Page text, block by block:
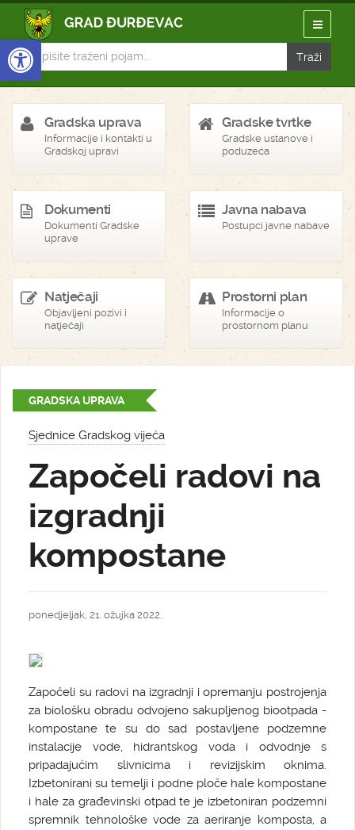
Open toolbar
Gradska uprava
Informacije i kontakti u
Gradskoj upravi
Gradske tvrtke
Gradske ustanove i
poduzeća
Dokumenti
Dokumenti Gradske
uprave
Javna nabava
Postupci javne nabave
Natječaji
Objavljeni pozivi i
natječaji
Prostorni plan
Informacije o
prostornom planu
GRADSKA UPRAVA
Sjednice Gradskog vijeća
Započeli radovi na
izgradnji
kompostane
ponedjeljak, 21. ožujka 2022.
Započeli su radovi na izgradnji i opremanju postrojenja
za biološku obradu odvojeno sakupljenog biootpada -
kompostane te su do sad postavljene podzemne
instalacije vode, hidrantskog voda i odvodnje s
pripadajućim slivnicima i revizijskim oknima.
Izbetonirani su temelji i podne ploče hale kompostane
i hale za građevinski otpad te je izbetoniran podzemni
spremnik tehnološke vode za aeriranje komposta, a